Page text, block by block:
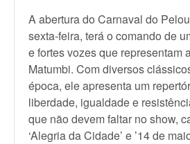
A abertura do Carnaval do
sexta-feira, terá o comando de
e fortes vozes que representam
Matumbi. Com diversos
época, ele apresenta um
liberdade, igualdade e
que não devem faltar no show,
‘Alegria da Cidade’ e ’14 de